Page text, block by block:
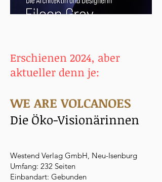
Erschienen 2024, aber
aktueller denn je:
WE ARE VOLCANOES
​Die Öko-Visionärinnen
Westend Verlag GmbH, Neu-Isenburg
Umfang: 232 Seiten
Einbandart: Gebunden